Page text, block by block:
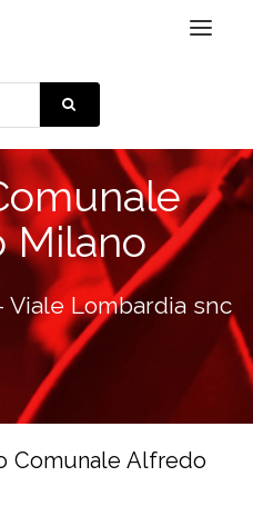
Toggle
Milano
Viale Lombardia snc
Comunale Alfredo